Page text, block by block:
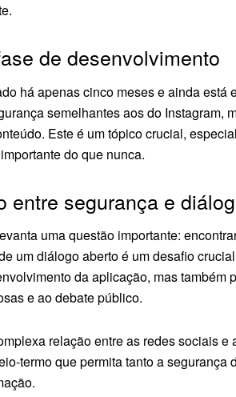
de desenvolvimento
há apenas cinco meses e ainda
semelhantes aos do Instagram,
Este é um tópico crucial,
do que nunca.
entre segurança e
uma questão importante:
um diálogo aberto é um desafio
da aplicação, mas também
e ao debate público.
relação entre as redes sociais
termo que permita tanto a